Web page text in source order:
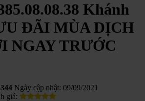
Khánh
ĐÃI MÙA DỊCH
NGAY TRƯỚC
Ngày cập nhật: 09/09/2021
giá: